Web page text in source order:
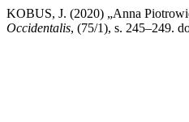
KOBUS, J. (2020) „Anna
Occidentalis, (75/1), s. 245–249.